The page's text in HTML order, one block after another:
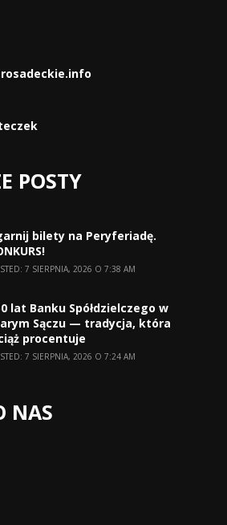
POSTY
bilety na Peryferiadę.
7 SIERPNIA, 2026 O 7:38 AM
lat Banku Spółdzielczego w
Sączu — tradycja, która
procentuje
7 SIERPNIA, 2026 O 7:24 AM
NAS